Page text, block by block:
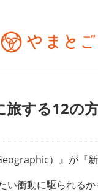
する12の
）』が『
い衝動に駆られ